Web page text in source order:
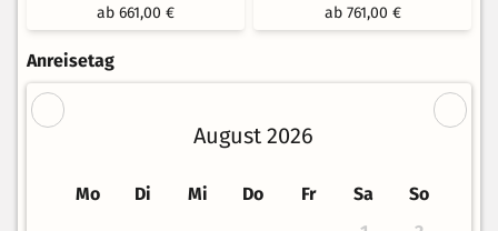
ab 661,00 € ab 761,00 €
Anreisetag
August 2026
Mo Di Mi Do Fr Sa
So